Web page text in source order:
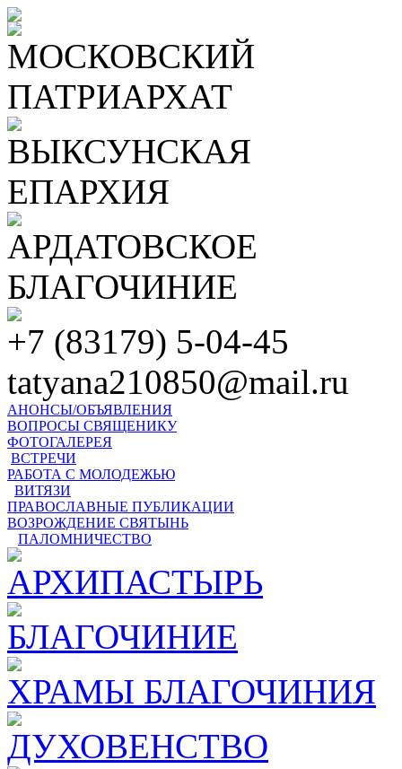
МОСКОВСКИЙ
ПАТРИАРХАТ
ВЫКСУНСКАЯ
ЕПАРХИЯ
АРДАТОВСКОЕ
БЛАГОЧИНИЕ
+7 (83179) 5-04-45
tatyana210850@mail.ru
АНОНСЫ/ОБЪЯВЛЕНИЯ
ВОПРОСЫ СВЯЩЕНИКУ
ФОТОГАЛЕРЕЯ
ВСТРЕЧИ
РАБОТА С МОЛОДЕЖЬЮ
ВИТЯЗИ
ПРАВОСЛАВНЫЕ ПУБЛИКАЦИИ
ВОЗРОЖДЕНИЕ СВЯТЫНЬ
ПАЛОМНИЧЕСТВО
АРХИПАСТЫРЬ
БЛАГОЧИНИЕ
ХРАМЫ БЛАГОЧИНИЯ
ДУХОВЕНСТВО